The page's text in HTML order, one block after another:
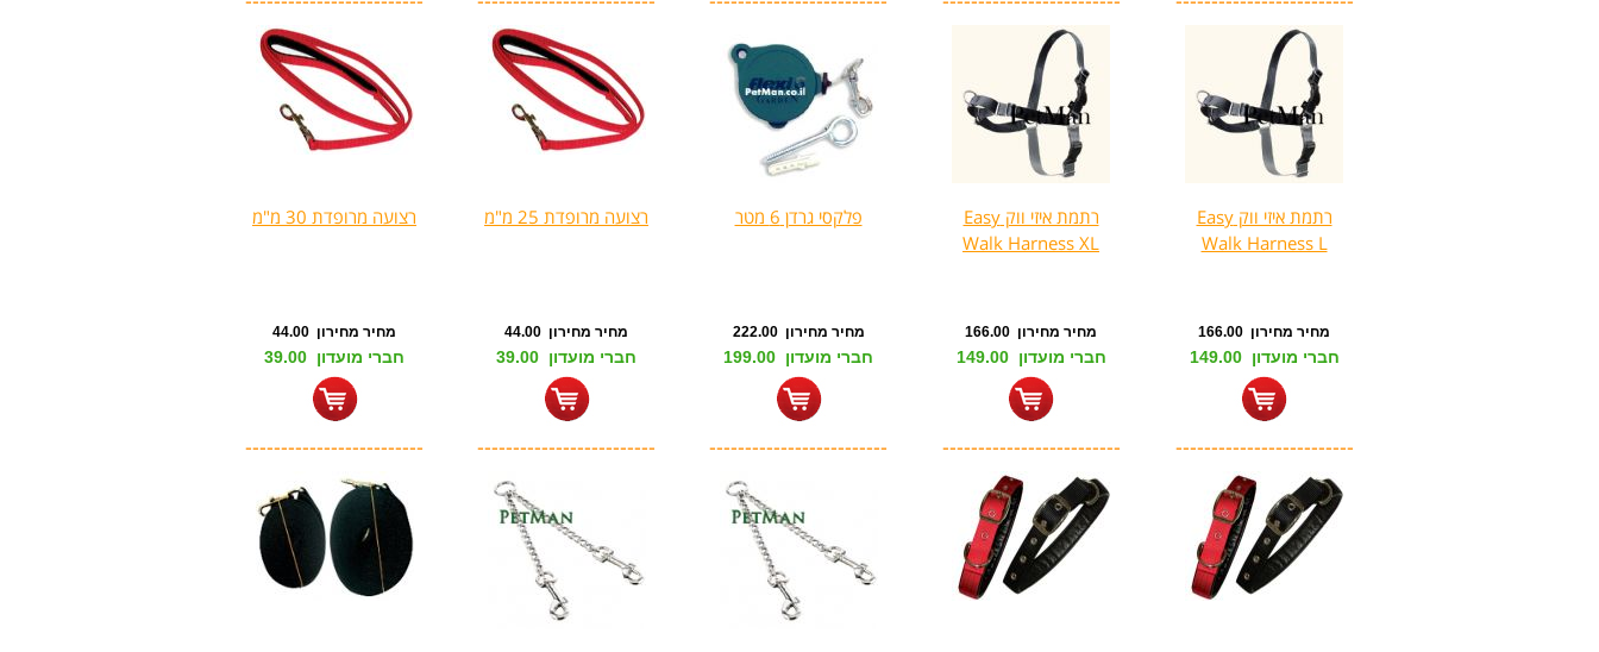
רתמת איזי ווק Easy
Walk Harness L
מחיר מחירון 166.00
חברי מועדון 149.00
-------------------------
רתמת איזי ווק Easy
Walk Harness XL
מחיר מחירון 166.00
חברי מועדון 149.00
-------------------------
פלקסי גרדן 6 מטר
מחיר מחירון 222.00
חברי מועדון 199.00
-------------------------
רצועה מרופדת 25 מ"מ
מחיר מחירון 44.00
חברי מועדון 39.00
-------------------------
רצועה מרופדת 30 מ"מ
מחיר מחירון 44.00
חברי מועדון 39.00
-------------------------